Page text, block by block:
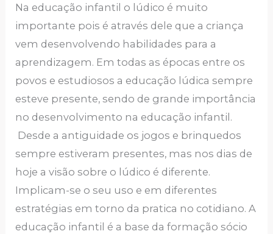
Na educação infantil o lúdico é muito
importante pois é através dele que a criança
vem desenvolvendo habilidades para a
aprendizagem. Em todas as épocas entre os
povos e estudiosos a educação lúdica sempre
esteve presente, sendo de grande importância
no desenvolvimento na educação infantil.
Desde a antiguidade os jogos e brinquedos
sempre estiveram presentes, mas nos dias de
hoje a visão sobre o lúdico é diferente.
Implicam-se o seu uso e em diferentes
estratégias em torno da pratica no cotidiano. A
educação infantil é a base da formação sócio